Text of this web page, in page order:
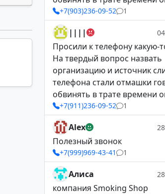
+7(903)236-09-52 1
||||
Просили к телефону какую-
На твердый вопрос назвать
организацию и источник
телефона стали отмашки
обвинять в трате времени
+7(911)236-09-52 1
Alex
Полезный звонок
+7(999)969-43-41 1
Алиса
компания Smoking Shop